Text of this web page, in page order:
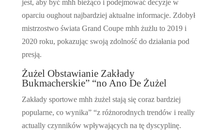
jest, aby być mhh bieżąco i podejmować decyzje w
oparciu oughout najbardziej aktualne informacje. Zdobył
mistrzostwo świata Grand Coupe mhh żużlu to 2019 i
2020 roku, pokazując swoją zdolność do działania pod
presją.
Żużel Obstawianie Zakłady
Bukmacherskie” “no Ano De Żużel
Zakłady sportowe mhh żużel stają się coraz bardziej
popularne, co wynika” “z różnorodnych trendów i really
actually czynników wpływających na tę dyscyplinę.